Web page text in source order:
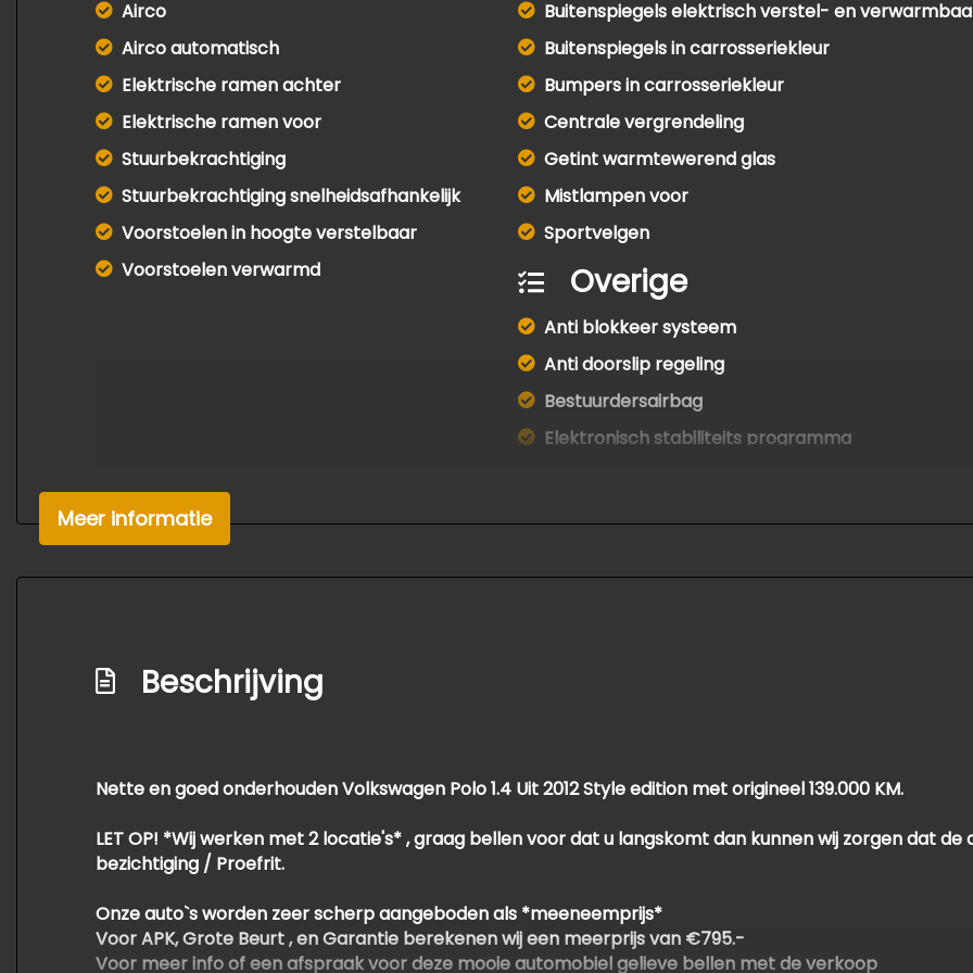
Airco
Airco automatisch
Elektrische ramen achter
Elektrische ramen voor
Stuurbekrachtiging
Stuurbekrachtiging snelheidsafhankelijk
Voorstoelen in hoogte verstelbaar
Voorstoelen verwarmd
Buitenspiegels elektrisch verstel- en
Buitenspiegels in carrosseriekleur
Bumpers in carrosseriekleur
Centrale vergrendeling
Getint warmtewerend glas
Mistlampen voor
Sportvelgen
Overige
Anti blokkeer systeem
Anti doorslip regeling
Bestuurdersairbag
Elektronisch stabiliteits programma
Meer informatie
Beschrijving
Nette en goed onderhouden Volkswagen Polo 1.4 Uit 2012 Style edition met origineel 139.000 KM.
LET OP! *Wij werken met 2 locatie's* , graag bellen voor dat u langskomt dan kunnen wij zorgen dat
bezichtiging / Proefrit.
Onze auto`s worden zeer scherp aangeboden als *meeneemprijs*
Voor APK, Grote Beurt , en Garantie berekenen wij een meerprijs van €795.-
Voor meer info of een afspraak voor deze mooie automobiel gelieve bellen met de verkoop